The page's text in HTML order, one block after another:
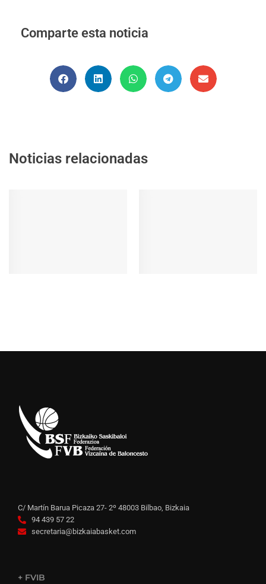
Comparte esta noticia
Noticias relacionadas
C/ Martín Barua Picaza 27- 2º 48003 Bilbao, Bizkaia
94 439 57 22
secretaria@bizkaiabasket.com
+ FVIB